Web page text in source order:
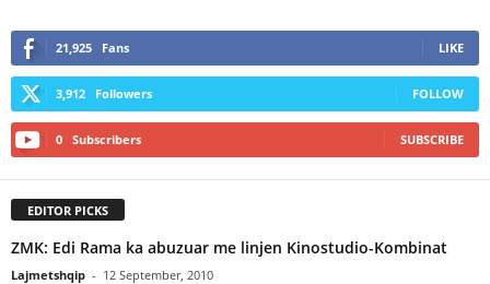
21,925 Fans LIKE
3,912 Followers FOLLOW
0 Subscribers SUBSCRIBE
EDITOR PICKS
ZMK: Edi Rama ka abuzuar me linjen Kinostudio-Kombinat
Lajmetshqip - 12 September, 2010